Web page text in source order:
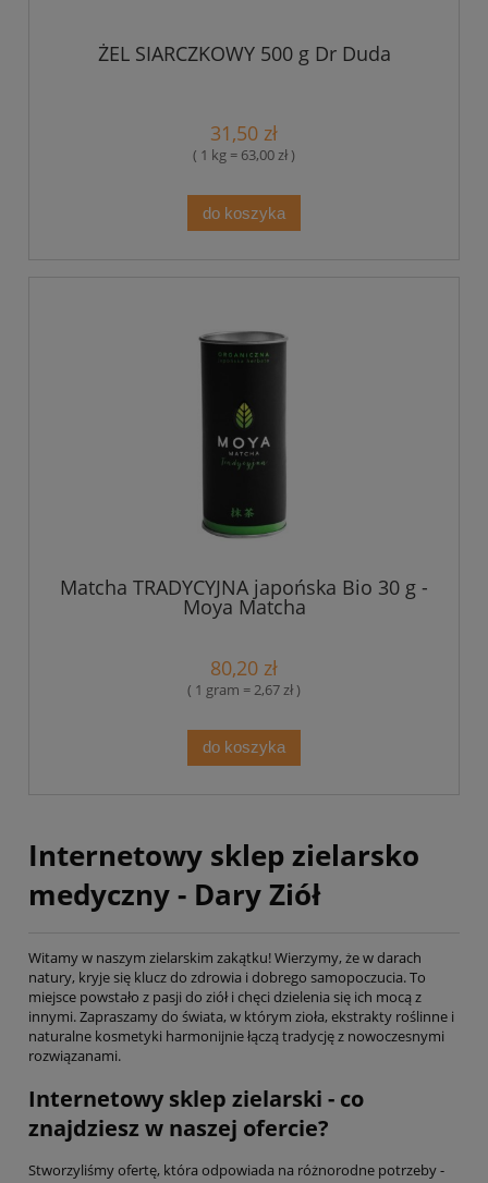
ŻEL SIARCZKOWY 500 g Dr Duda
31,50 zł
( 1 kg = 63,00 zł )
do koszyka
Matcha TRADYCYJNA japońska Bio 30 g -
Moya Matcha
80,20 zł
( 1 gram = 2,67 zł )
do koszyka
Internetowy sklep zielarsko
medyczny - Dary Ziół
Witamy w naszym zielarskim zakątku! Wierzymy, że w darach
natury, kryje się klucz do zdrowia i dobrego samopoczucia. To
miejsce powstało z pasji do ziół i chęci dzielenia się ich mocą z
innymi. Zapraszamy do świata, w którym zioła, ekstrakty roślinne i
naturalne kosmetyki harmonijnie łączą tradycję z nowoczesnymi
rozwiązanami.
Internetowy sklep zielarski - co
znajdziesz w naszej ofercie?
Stworzyliśmy ofertę, która odpowiada na różnorodne potrzeby -